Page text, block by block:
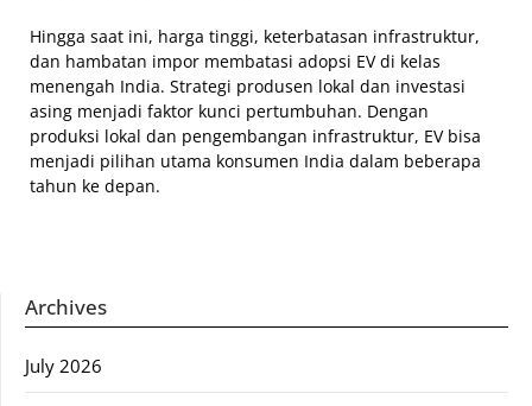
Hingga saat ini, harga tinggi, keterbatasan infrastruktur,
dan hambatan impor membatasi adopsi EV di kelas
menengah India. Strategi produsen lokal dan investasi
asing menjadi faktor kunci pertumbuhan. Dengan
produksi lokal dan pengembangan infrastruktur, EV bisa
menjadi pilihan utama konsumen India dalam beberapa
tahun ke depan.
Archives
July 2026